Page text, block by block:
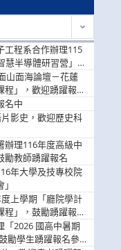
工程系合作辦理115
慧半導體研習營」，
山面海論壇－花蓮
」，歡迎踴躍報名
名中
影史，歡迎歷史科
辦理116年度高級中
勵教師踴躍報名
年大學及技專校院
上學期「廳院學計
」，鼓勵踴躍報名
「2026 國高中暑期
勵學生踴躍報名參